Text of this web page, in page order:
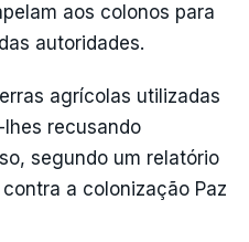
aos colonos para
autoridades.
agrícolas utilizadas
recusando
segundo um relatório
a colonização Paz